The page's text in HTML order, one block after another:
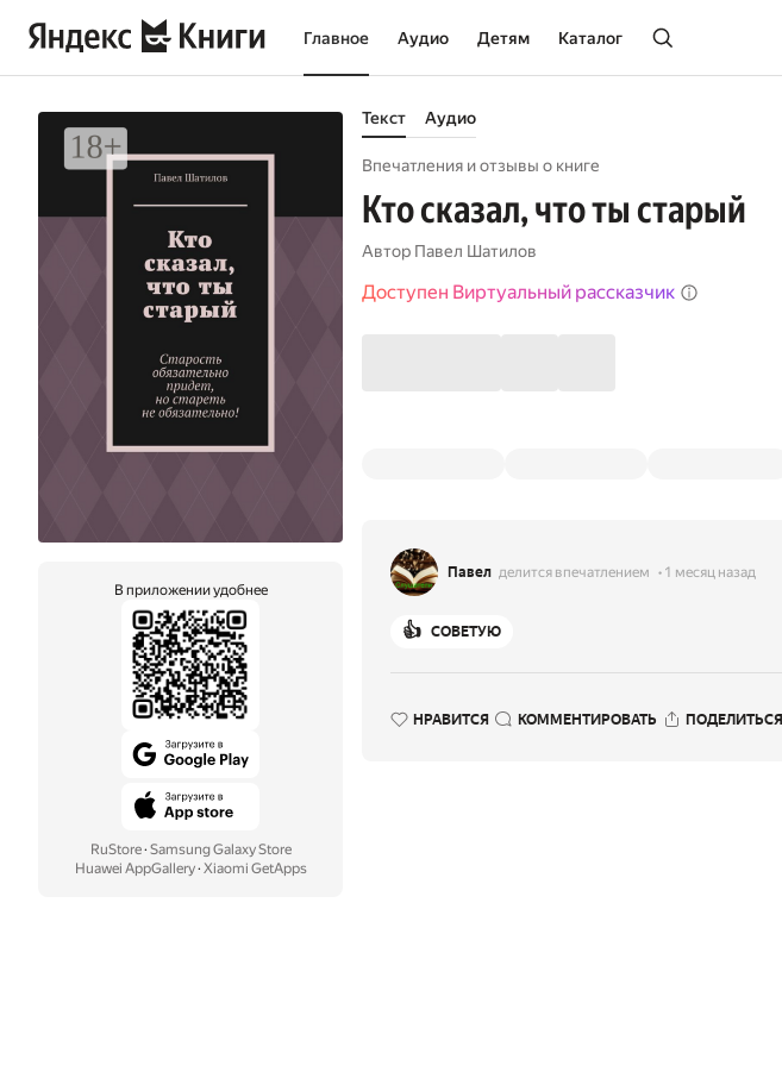
Главное Аудио Детям Каталог
В приложении удобнее
RuStore· Samsung Galaxy Store
Huawei AppGallery· Xiaomi GetApps
Текст Аудио
Впечатления и отзывы о книге
Кто сказал, что ты старый
Автор Павел Шатилов
Доступен Виртуальный рассказчик
Павел делится впечатлением 1 месяц назад
👍 СОВЕТУЮ
НРАВИТСЯ КОММЕНТИРОВАТЬ ПОДЕЛИТЬСЯ